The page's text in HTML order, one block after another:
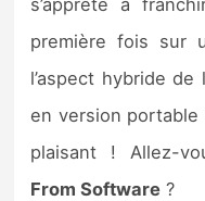
première fois sur
l’aspect hybride de
en version portable
plaisant ! Allez-
From Software ?